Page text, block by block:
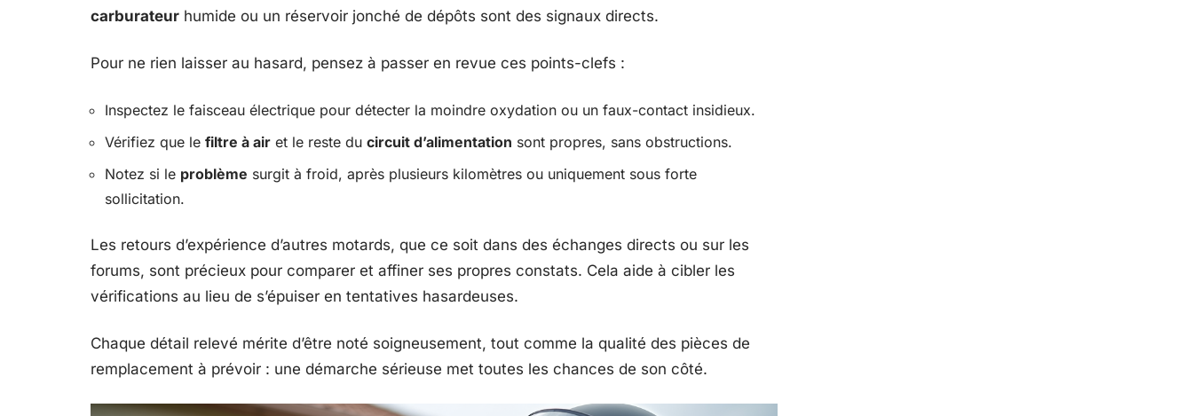
carburateur humide ou un réservoir jonché de dépôts sont des signaux directs.
Pour ne rien laisser au hasard, pensez à passer en revue ces points-clefs :
Inspectez le faisceau électrique pour détecter la moindre oxydation ou un faux-contact insidieux.
Vérifiez que le filtre à air et le reste du circuit d’alimentation sont propres, sans obstructions.
Notez si le problème surgit à froid, après plusieurs kilomètres ou uniquement sous forte
sollicitation.
Les retours d’expérience d’autres motards, que ce soit dans des échanges directs ou sur les
forums, sont précieux pour comparer et affiner ses propres constats. Cela aide à cibler les
vérifications au lieu de s’épuiser en tentatives hasardeuses.
Chaque détail relevé mérite d’être noté soigneusement, tout comme la qualité des pièces de
remplacement à prévoir : une démarche sérieuse met toutes les chances de son côté.